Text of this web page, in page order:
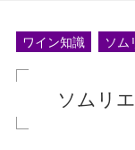
ワイン知識 ソム
ソムリ